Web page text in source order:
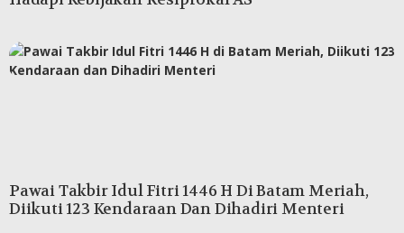
Pawai Takbir Idul Fitri 1446 H Di Batam Meriah,
Diikuti 123 Kendaraan Dan Dihadiri Menteri